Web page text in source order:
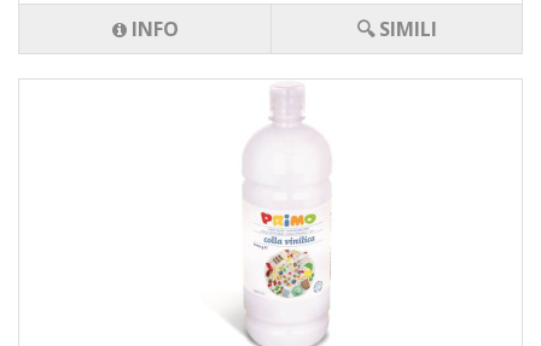
INFO
🔍 SIMILI